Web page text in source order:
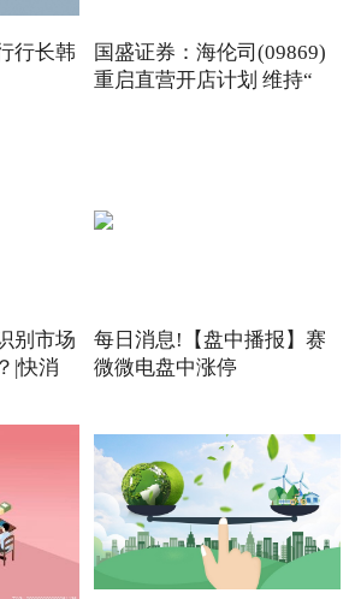
行长韩
国盛证券：海伦司(09869)
重启直营开店计划 维持“
别市场
|快消
每日消息!【盘中播报】赛
微微电盘中涨停